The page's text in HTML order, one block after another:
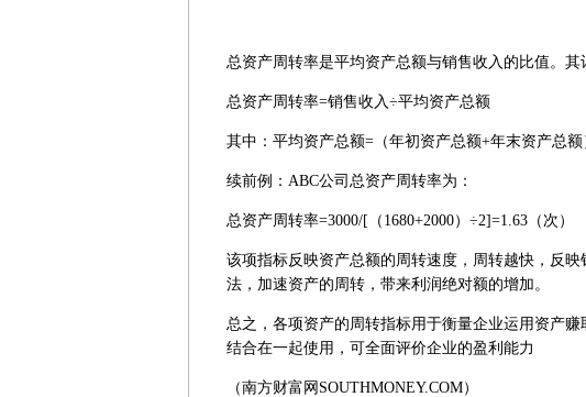
总资产周转率是平均资产总额与销售收入的比值。其
总资产周转率=销售收入÷平均资产总额
其中：平均资产总额=（年初资产总额+年末资产总额
续前例：ABC公司总资产周转率为：
总资产周转率=3000/[（1680+2000）÷2]=1.63（次）
该项指标反映资产总额的周转速度，周转越快，反
法，加速资产的周转，带来利润绝对额的增加。
总之，各项资产的周转指标用于衡量企业运用资产
结合在一起使用，可全面评价企业的盈利能力
（南方财富网SOUTHMONEY.COM）